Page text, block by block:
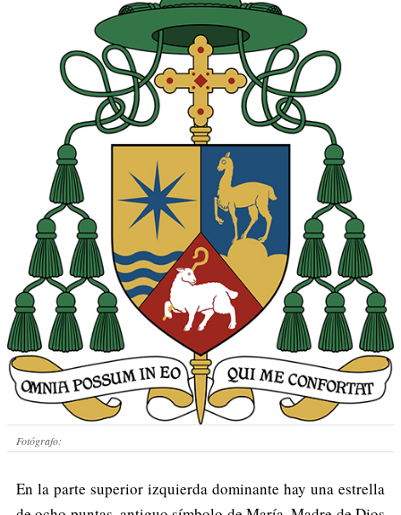
Fotógrafo:
En la parte superior izquierda dominante hay una estrella